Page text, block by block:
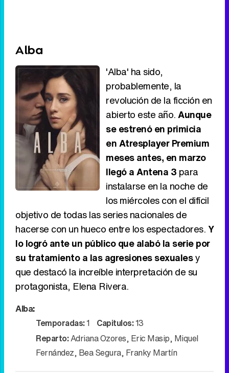
Alba
'Alba' ha sido,
probablemente, la
revolución de la ficción en
abierto este año.Aunque
se estrenó en primicia
en Atresplayer Premium
meses antes, en marzo
llegó a Antena 3 para
instalarse en la noche de
los miércoles con el difícil
objetivo de todas las series nacionales de
hacerse con un hueco entre los espectadores. Y
lo logró ante un público que alabó la serie por
su tratamiento a las agresiones sexualesy
que destacó la increíble interpretación de su
protagonista, Elena Rivera.
Alba:
Temporadas:1 Capitulos:13
Reparto:Adriana Ozores, Eric Masip, Miquel
Fernández, Bea Segura, Franky Martín